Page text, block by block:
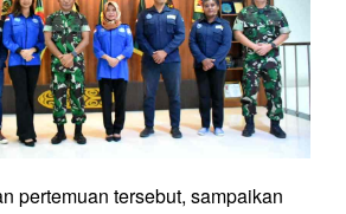
pertemuan tersebut, sampaikan